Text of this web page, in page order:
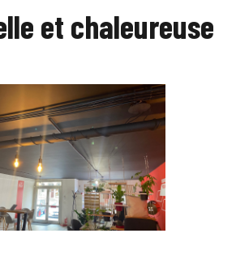
et chaleureuse